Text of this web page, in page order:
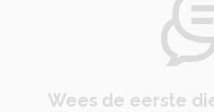
Wees de eerste